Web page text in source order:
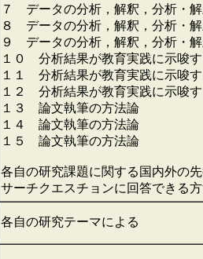
７ データの分析，解釈，分析・
８ データの分析，解釈，分析・
９ データの分析，解釈，分析・
１０ 分析結果が教育実践に示唆
１１ 分析結果が教育実践に示唆
１２ 分析結果が教育実践に示唆
１３ 論文執筆の方法論
１４ 論文執筆の方法論
１５ 論文執筆の方法論
各自の研究課題に関する国内外の
サーチクエスチョンに回答できる
各自の研究テーマによる